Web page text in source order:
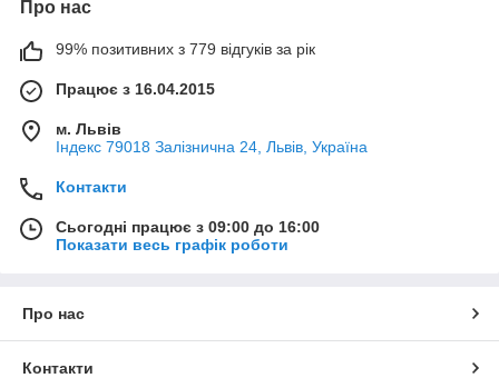
Про нас
99% позитивних з 779 відгуків за рік
Працює з 16.04.2015
м. Львів
Індекс 79018 Залізнична 24, Львів, Україна
Контакти
Сьогодні працює з 09:00 до 16:00
Показати весь графік роботи
Про нас
Контакти